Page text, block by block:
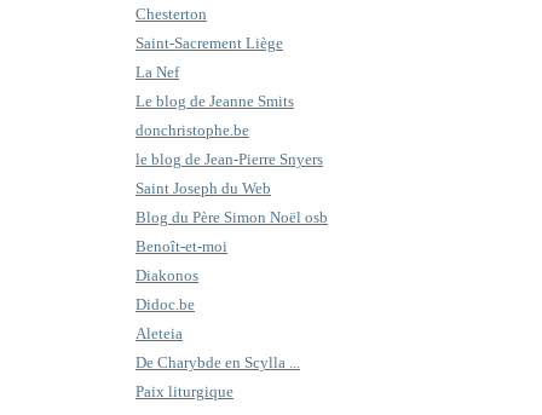
Chesterton
Saint-Sacrement Liège
La Nef
Le blog de Jeanne Smits
donchristophe.be
le blog de Jean-Pierre Snyers
Saint Joseph du Web
Blog du Père Simon Noël osb
Benoît-et-moi
Diakonos
Didoc.be
Aleteia
De Charybde en Scylla ...
Paix liturgique